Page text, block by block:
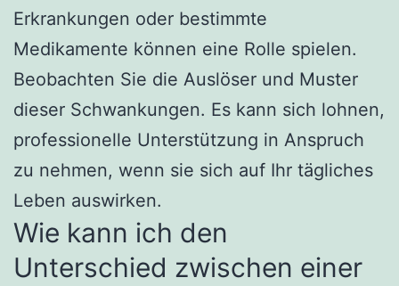
Erkrankungen oder bestimmte
Medikamente können eine Rolle spielen.
Beobachten Sie die Auslöser und Muster
dieser Schwankungen. Es kann sich lohnen,
professionelle Unterstützung in Anspruch
zu nehmen, wenn sie sich auf Ihr tägliches
Leben auswirken.
Wie kann ich den
Unterschied zwischen einer